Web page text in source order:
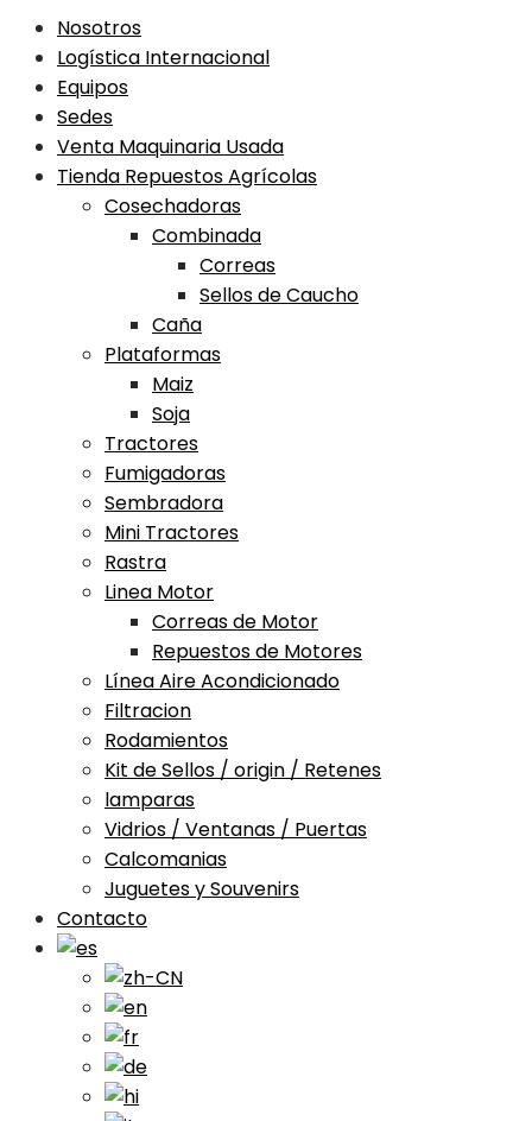
Nosotros
Logística Internacional
Equipos
Sedes
Venta Maquinaria Usada
Tienda Repuestos Agrícolas
Cosechadoras
Combinada
Correas
Sellos de Caucho
Caña
Plataformas
Maiz
Soja
Tractores
Fumigadoras
Sembradora
Mini Tractores
Rastra
Linea Motor
Correas de Motor
Repuestos de Motores
Línea Aire Acondicionado
Filtracion
Rodamientos
Kit de Sellos / origin / Retenes
lamparas
Vidrios / Ventanas / Puertas
Calcomanias
Juguetes y Souvenirs
Contacto